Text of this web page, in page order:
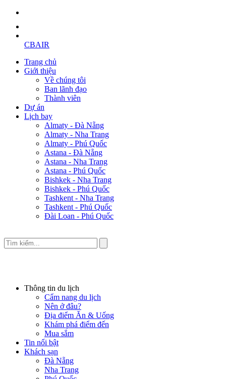
CBAIR
Trang chủ
Giới thiệu
Về chúng tôi
Ban lãnh đạo
Thành viên
Dự án
Lịch bay
Almaty - Đà Nẵng
Almaty - Nha Trang
Almaty - Phú Quốc
Astana - Đà Nẵng
Astana - Nha Trang
Astana - Phú Quốc
Bishkek - Nha Trang
Bishkek - Phú Quốc
Tashkent - Nha Trang
Tashkent - Phú Quốc
Đài Loan - Phú Quốc
Thông tin du lịch
Cẩm nang du lịch
Nên ở đâu?
Địa điểm Ăn & Uống
Khám phá điểm đến
Mua sắm
Tin nổi bật
Khách sạn
Đà Nẵng
Nha Trang